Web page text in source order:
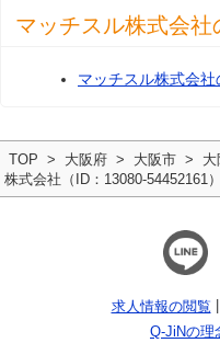
マッチスル株式会社
マッチスル株式会社
TOP 大阪府 大阪市 大
株式会社（ID：13080-54452161
求人情報の閲覧
Q-JiNの理